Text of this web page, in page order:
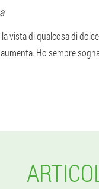
vista di qualcosa di
Ho sempre